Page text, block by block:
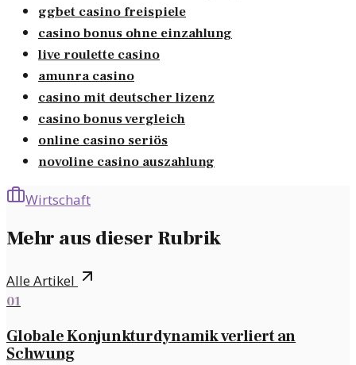
ggbet casino freispiele
casino bonus ohne einzahlung
live roulette casino
amunra casino
casino mit deutscher lizenz
casino bonus vergleich
online casino seriös
novoline casino auszahlung
Wirtschaft
Mehr aus dieser Rubrik
Alle Artikel
01
Globale Konjunkturdynamik verliert an
Schwung